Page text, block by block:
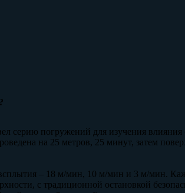
серию погружений для изучения влияния
на 25 метров, 25 минут, затем
– 18 м/мин, 10 м/мин и 3 м/мин.
с традиционной остановкой